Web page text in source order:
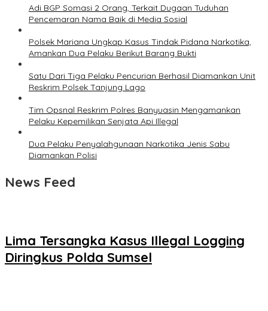
Adi BGP Somasi 2 Orang, Terkait Dugaan Tuduhan
Pencemaran Nama Baik di Media Sosial
Polsek Mariana Ungkap Kasus Tindak Pidana Narkotika,
Amankan Dua Pelaku Berikut Barang Bukti
Satu Dari Tiga Pelaku Pencurian Berhasil Diamankan Unit
Reskrim Polsek Tanjung Lago
Tim Opsnal Reskrim Polres Banyuasin Mengamankan
Pelaku Kepemilikan Senjata Api Illegal
Dua Pelaku Penyalahgunaan Narkotika Jenis Sabu
Diamankan Polisi
News Feed
Lima Tersangka Kasus Illegal Logging
Diringkus Polda Sumsel